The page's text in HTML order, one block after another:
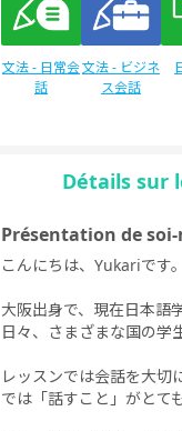
文法 - 日常会
話
文法 - ビジネ
ス会話
Détails sur
Présentation de
こんにちは、Yukariです
大阪出身で、現在日本語
日々、さまざまな国の学
レッスンでは会話を大切
では「話すこと」がとて